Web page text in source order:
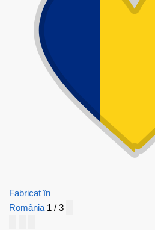
Fabricat în
România 1 / 3